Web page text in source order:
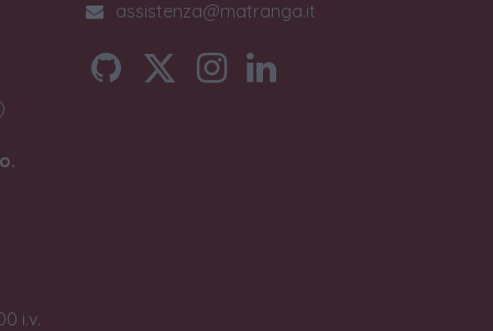
i.v.
assistenza@matranga.it